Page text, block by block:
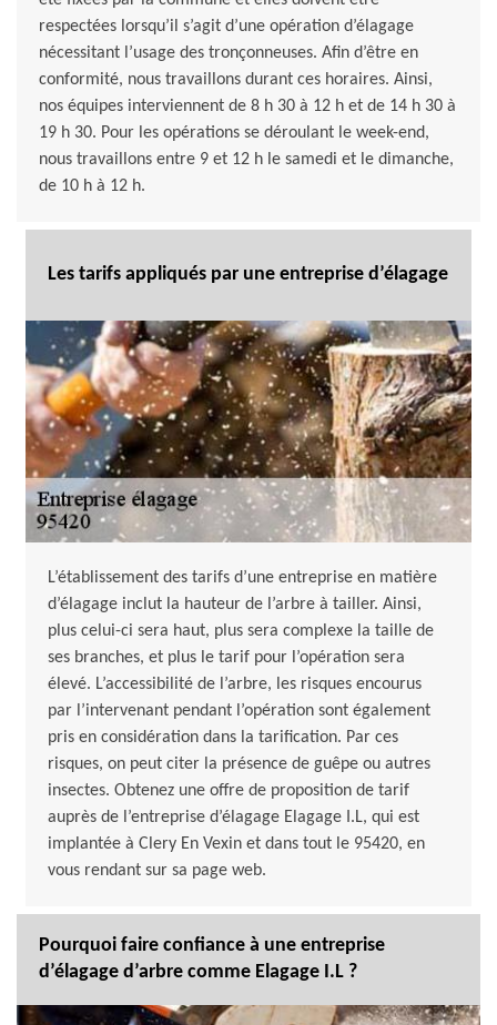
respectées lorsqu’il s’agit d’une opération d’élagage
nécessitant l’usage des tronçonneuses. Afin d’être en
conformité, nous travaillons durant ces horaires. Ainsi,
nos équipes interviennent de 8 h 30 à 12 h et de 14 h 30 à
19 h 30. Pour les opérations se déroulant le week-end,
nous travaillons entre 9 et 12 h le samedi et le dimanche,
de 10 h à 12 h.
Les tarifs appliqués par une entreprise d’élagage
L’établissement des tarifs d’une entreprise en matière
d’élagage inclut la hauteur de l’arbre à tailler. Ainsi,
plus celui-ci sera haut, plus sera complexe la taille de
ses branches, et plus le tarif pour l’opération sera
élevé. L’accessibilité de l’arbre, les risques encourus
par l’intervenant pendant l’opération sont également
pris en considération dans la tarification. Par ces
risques, on peut citer la présence de guêpe ou autres
insectes. Obtenez une offre de proposition de tarif
auprès de l’entreprise d’élagage Elagage I.L, qui est
implantée à Clery En Vexin et dans tout le 95420, en
vous rendant sur sa page web.
Pourquoi faire confiance à une entreprise
d’élagage d’arbre comme Elagage I.L ?